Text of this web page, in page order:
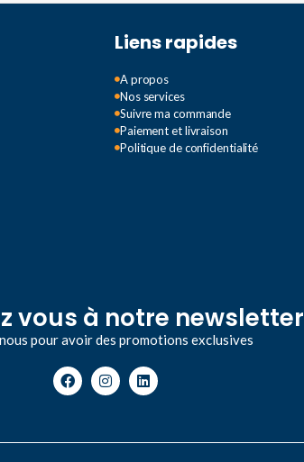
Liens rapides
A propos
Nos services
Suivre ma commande
Paiement et livraison
Politique de confidentialité
vous à notre newsletter
pour avoir des promotions exclusives